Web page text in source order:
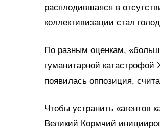
расплодившаяся в
коллективизации стал
По разным оценкам,
гуманитарной катастрофой
появилась оппозиция,
Чтобы устранить «агентов
Великий Кормчий